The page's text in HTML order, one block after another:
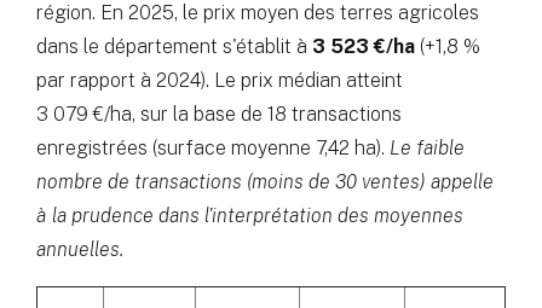
région. En 2025, le prix moyen des terres agricoles
dans le département s'établit à 3 523 €/ha (+1,8 %
par rapport à 2024). Le prix médian atteint
3 079 €/ha, sur la base de 18 transactions
enregistrées (surface moyenne 7,42 ha). Le faible
nombre de transactions (moins de 30 ventes) appelle
à la prudence dans l'interprétation des moyennes
annuelles.